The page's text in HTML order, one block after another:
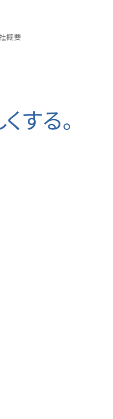
する。
概要